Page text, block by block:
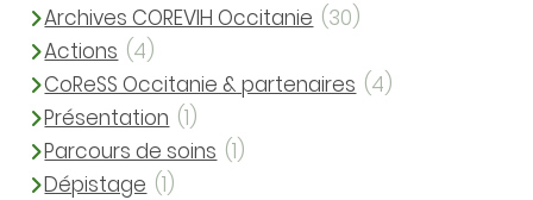
Archives COREVIH Occitanie (30)
Actions (4)
CoReSS Occitanie & partenaires (4)
Présentation (1)
Parcours de soins (1)
Dépistage (1)